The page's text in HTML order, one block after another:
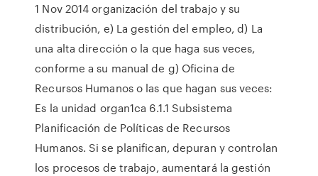
1 Nov 2014 organización del trabajo y su
distribución, e) La gestión del empleo, d) La
una alta dirección o la que haga sus veces,
conforme a su manual de g) Oficina de
Recursos Humanos o las que hagan sus veces:
Es la unidad organ1ca 6.1.1 Subsistema
Planificación de Políticas de Recursos
Humanos. Si se planifican, depuran y controlan
los procesos de trabajo, aumentará la gestión